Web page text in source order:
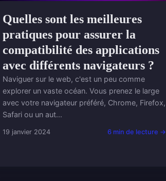
Quelles sont les meilleures
pratiques pour assurer la
compatibilité des applications
avec différents navigateurs ?
Naviguer sur le web, c'est un peu comme
explorer un vaste océan. Vous prenez le large
avec votre navigateur préféré, Chrome, Firefox,
Safari ou un aut...
19 janvier 2024 6 min de lecture →